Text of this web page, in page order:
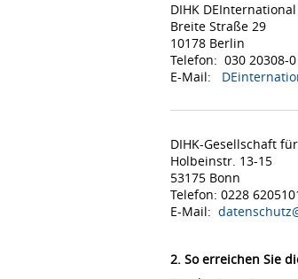
DIHK
Breite Straße 29
10178 Berlin
Telefon: 030 20308-0
E-Mail:
DIHK-Gesellschaft
Holbeinstr. 13-15
53175 Bonn
Telefon: 0228
E-Mail:
2. So erreichen Sie